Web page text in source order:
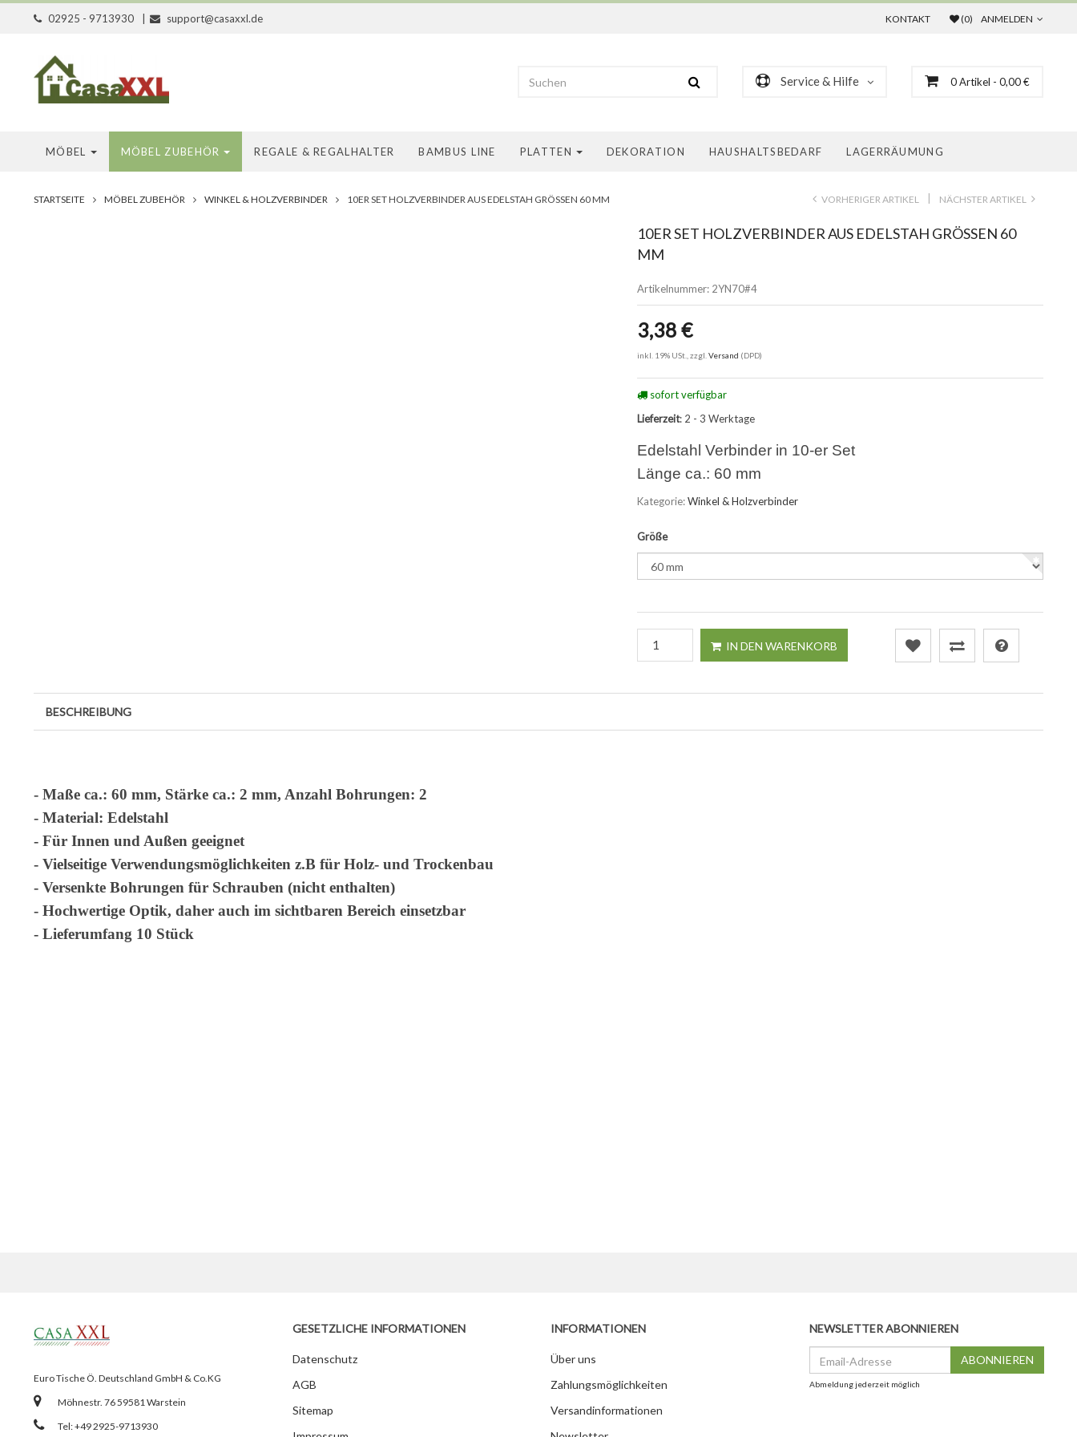
02925 - 9713930 support@casaxxl.de KONTAKT (0) ANMELDEN
Service & Hilfe 0Artikel - 0,00 €
MÖBEL MÖBEL ZUBEHÖR REGALE & REGALHALTER BAMBUS LINE PLATTEN DEKORATION HAUSHALTSBEDARF LAGERRÄUMUNG
VORHERIGER ARTIKEL NÄCHSTER ARTIKEL
STARTSEITE MÖBEL ZUBEHÖR WINKEL & HOLZVERBINDER 10ER SET HOLZVERBINDER AUS EDELSTAH GRÖSSEN 60 MM
10ER SET HOLZVERBINDER AUS EDELSTAH GRÖSSEN 60 M
M
Artikelnummer: 2YN70#4
3,38 €
inkl. 19% USt., zzgl. Versand (DPD)
sofort verfügbar
Lieferzeit: 2 - 3 Werktage
Edelstahl Verbinder in 10-er Set
Länge ca.: 60 mm
Kategorie:Winkel & Holzverbinder
Größe
IN DEN WARENKORB
BESCHREIBUNG
- Maße ca.: 60 mm, Stärke ca.: 2 mm, Anzahl Bohrungen: 2
- Material: Edelstahl
- Für Innen und Außen geeignet
- Vielseitige Verwendungsmöglichkeiten z.B für Holz- und Trockenbau
- Versenkte Bohrungen für Schrauben (nicht enthalten)
- Hochwertige Optik, daher auch im sichtbaren Bereich einsetzbar
- Lieferumfang 10 Stück
Euro Tische Ö. Deutschland GmbH & Co.KG
Möhnestr. 76 59581 Warstein
Tel: +49 2925-9713930
GESETZLICHE INFORMATIONEN
Datenschutz
AGB
Sitemap
INFORMATIONEN
Über uns
Zahlungsmöglichkeiten
Versandinformationen
NEWSLETTER ABONNIEREN
Adresse
ABONNIEREN
Abmeldung jederzeit möglich